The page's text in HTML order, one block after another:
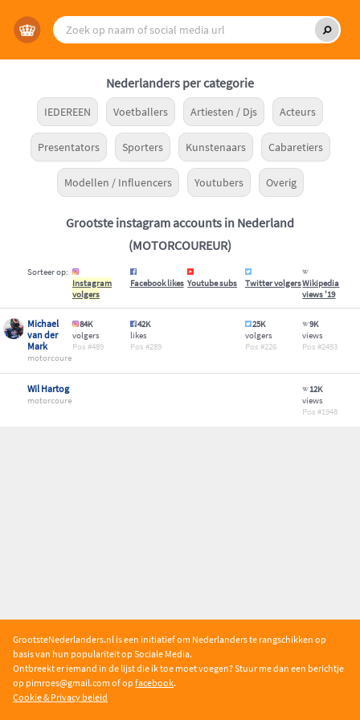
Nederlanders per categorie
IEDEREEN Voetballers Artiesten / Djs Acteurs
Presentators Sporters Kunstenaars Cabaretiers
Modellen / Influencers Youtubers Overig
Grootste instagram accounts in Nederland
(MOTORCOUREUR)
Sorteer op:
Instagram
volgers
Facebook likes Youtube subs Twitter volgersWikipedia
views '19
Michael
van der
Mark
motorcoureur
84K
volgers
489
42K
likes
289
25K
volgers
226
9K
views
2493
Wil Hartog
motorcoureur
12K
views
1948
GrootsteNederlanders.nl is een initiatief om Nederlanders te rangschikken op
basis van hun populariteit op Sociale Media.
Ontbreekt er iemand in de lijst die ik toe moet voegen? Stuur me dan een berichtje
op pimroes@gmail.com of op facebook.
Cookie & Privacy beleid